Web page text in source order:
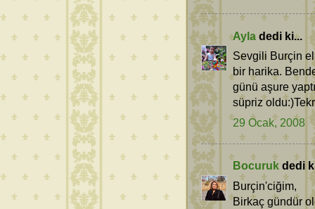
Ayla dedi ki...
Sevgili Burçin
bir harika.
günü aşure
süpriz
29 Ocak, 2008
Bocuruk dedi
Burçin'ciğim,
Birkaç gündür